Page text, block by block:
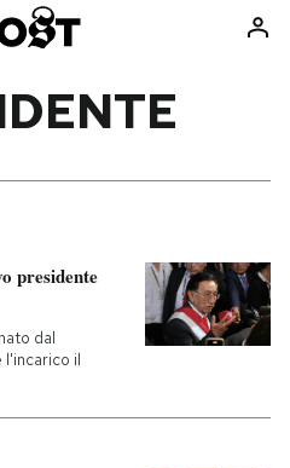
Consumismi
Ok Boomer!
presidente
dal
l'incarico il